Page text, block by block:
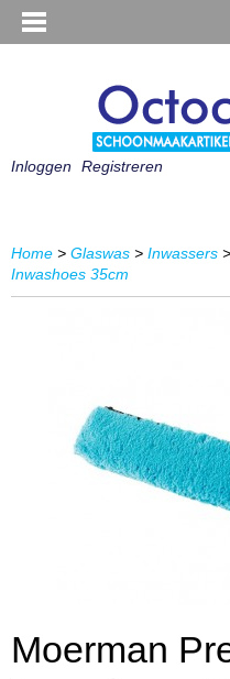
Inloggen Registreren
Home > Glaswas > Inwassers >
Inwashoes 35cm
Moerman